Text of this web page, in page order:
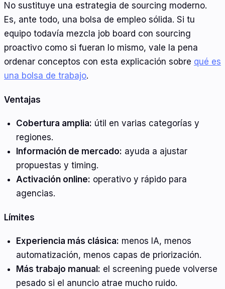
No sustituye una estrategia de sourcing moderno.
Es, ante todo, una bolsa de empleo sólida. Si tu
equipo todavía mezcla job board con sourcing
proactivo como si fueran lo mismo, vale la pena
ordenar conceptos con esta explicación sobre qué es
una bolsa de trabajo.
Ventajas
Cobertura amplia: útil en varias categorías y
regiones.
Información de mercado: ayuda a ajustar
propuestas y timing.
Activación online: operativo y rápido para
agencias.
Límites
Experiencia más clásica: menos IA, menos
automatización, menos capas de priorización.
Más trabajo manual: el screening puede volverse
pesado si el anuncio atrae mucho ruido.